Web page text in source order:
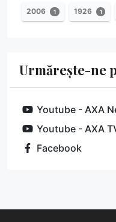
2006 1 1926 1
Urmărește-ne
Youtube - AXA
Youtube - AXA
Facebook